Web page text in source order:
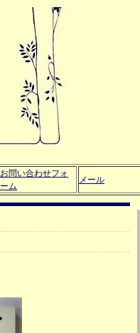
お問い合わせフォ
ーム
メール